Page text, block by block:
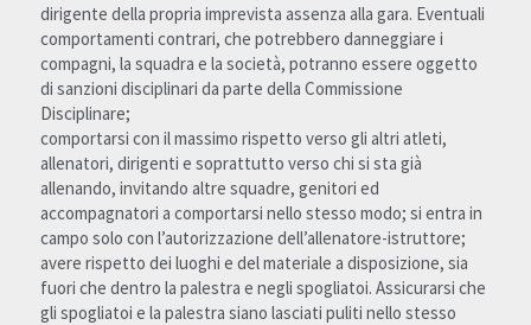
dirigente della propria imprevista assenza alla gara. Eventuali
comportamenti contrari, che potrebbero danneggiare i
compagni, la squadra e la società, potranno essere oggetto
di sanzioni disciplinari da parte della Commissione
Disciplinare;
comportarsi con il massimo rispetto verso gli altri atleti,
allenatori, dirigenti e soprattutto verso chi si sta già
allenando, invitando altre squadre, genitori ed
accompagnatori a comportarsi nello stesso modo; si entra in
campo solo con l’autorizzazione dell’allenatore-istruttore;
avere rispetto dei luoghi e del materiale a disposizione, sia
fuori che dentro la palestra e negli spogliatoi. Assicurarsi che
gli spogliatoi e la palestra siano lasciati puliti nello stesso